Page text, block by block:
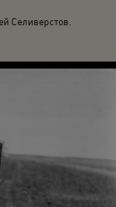
Селиверстов.